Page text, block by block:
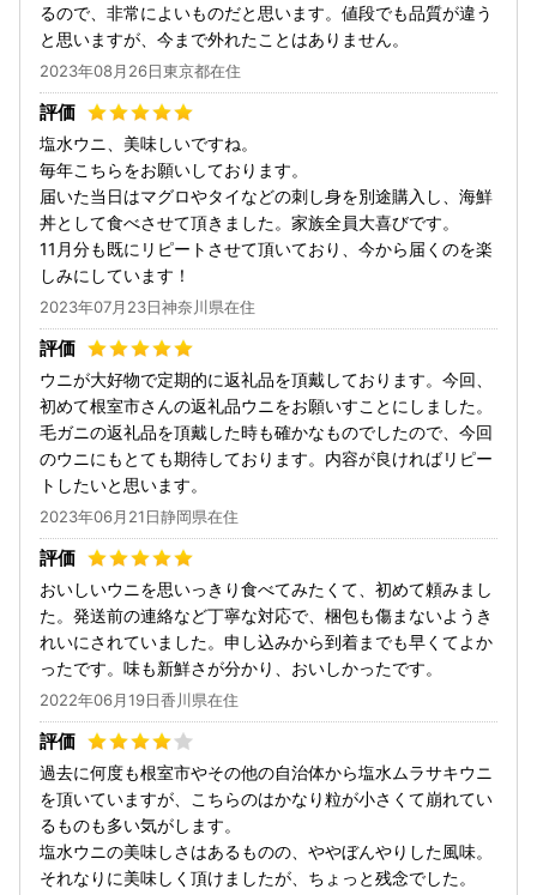
るので、非常によいものだと思います。値段でも品質が違う
と思いますが、今まで外れたことはありません。
2023年08月26日東京都在住
塩水ウニ、美味しいですね。
毎年こちらをお願いしております。
届いた当日はマグロやタイなどの刺し身を別途購入し、海鮮
丼として食べさせて頂きました。家族全員大喜びです。
11月分も既にリピートさせて頂いており、今から届くのを楽
しみにしています！
2023年07月23日神奈川県在住
ウニが大好物で定期的に返礼品を頂戴しております。今回、
初めて根室市さんの返礼品ウニをお願いすことにしました。
毛ガニの返礼品を頂戴した時も確かなものでしたので、今回
のウニにもとても期待しております。内容が良ければリピー
トしたいと思います。
2023年06月21日静岡県在住
おいしいウニを思いっきり食べてみたくて、初めて頼みまし
た。発送前の連絡など丁寧な対応で、梱包も傷まないようき
れいにされていました。申し込みから到着までも早くてよか
ったです。味も新鮮さが分かり、おいしかったです。
2022年06月19日香川県在住
過去に何度も根室市やその他の自治体から塩水ムラサキウニ
を頂いていますが、こちらのはかなり粒が小さくて崩れてい
るものも多い気がします。
塩水ウニの美味しさはあるものの、ややぼんやりした風味。
それなりに美味しく頂けましたが、ちょっと残念でした。